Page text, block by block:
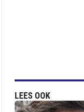
LEES OOK